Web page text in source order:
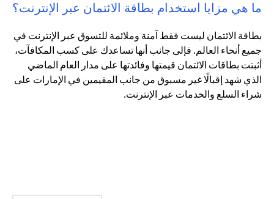
ما هي مزايا استخدام بطاقة الائتمان عبر الإنترنت؟
بطاقة الائتمان ليست فقط آمنة وملائمة للتسوق عبر الإنترنت في
جميع أنحاء العالم. فإلى جانب أنها تساعدك على كسب المكافآت،
أثبتت بطاقات الائتمان قيمتها وفائدتها على مدار العام الماضي
الذي شهد إقبالًا غير مسبوق من جانب المقيمين في الإمارات على
شراء السلع والخدمات عبر الإنترنت.